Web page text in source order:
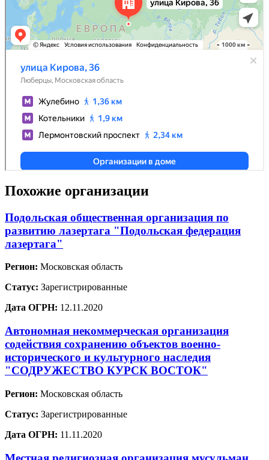
Похожие организации
Подольская общественная организация по
развитию лазертага "Подольская федерация
лазертага"
Регион: Московская область
Статус: Зарегистрированные
Дата ОГРН: 12.11.2020
Автономная некоммерческая организация
содействия сохранению объектов военно-
исторического и культурного наследия
"СОДРУЖЕСТВО КУРСК ВОСТОК"
Регион: Московская область
Статус: Зарегистрированные
Дата ОГРН: 11.11.2020